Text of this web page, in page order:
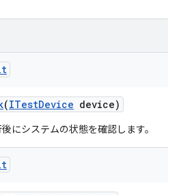
(ITestDevice device)
にシステムの状態を確認します。